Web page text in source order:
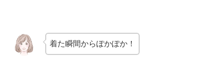
着た瞬間からぽかぽか！